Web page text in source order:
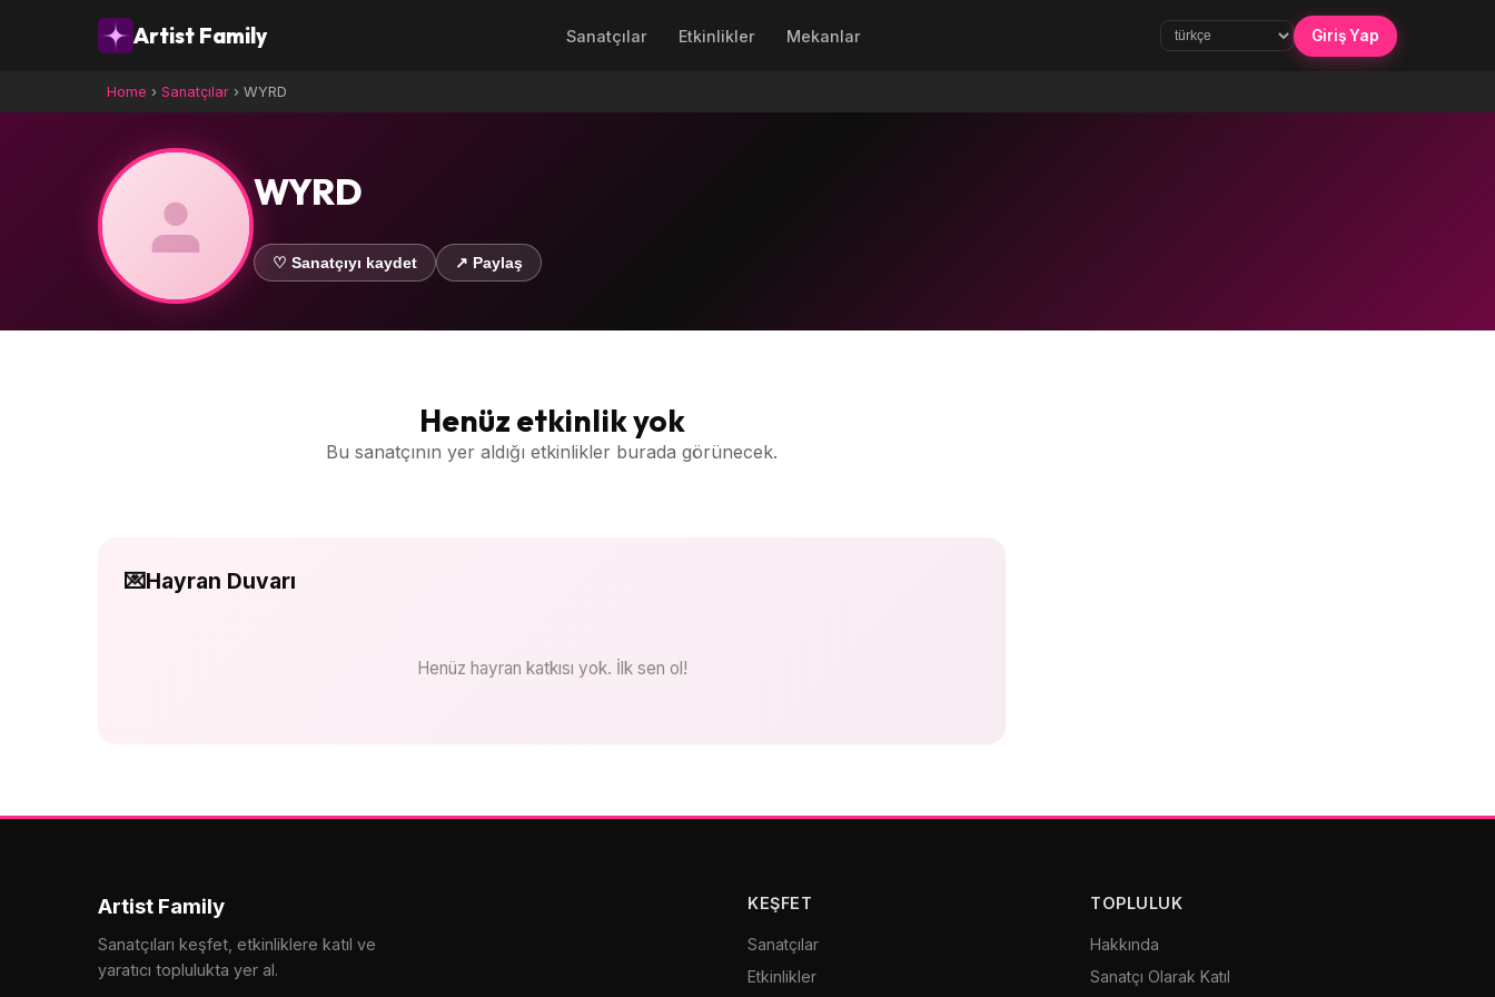
Artist Family Sanatçılar Etkinlikler Mekanlar Giriş Yap
Home › Sanatçılar › WYRD
WYRD
♡ Sanatçıyı kaydet ↗ Paylaş
Henüz etkinlik yok
Bu sanatçının yer aldığı etkinlikler burada görünecek.
💌Hayran Duvarı
Henüz hayran katkısı yok. İlk sen ol!
Artist Family
Sanatçıları keşfet, etkinliklere katıl ve
yaratıcı toplulukta yer al.
KEŞFET
Sanatçılar
Etkinlikler
TOPLULUK
Hakkında
Sanatçı Olarak Katıl